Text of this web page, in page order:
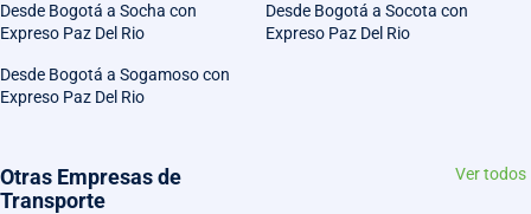
Desde Bogotá a Socha con
Expreso Paz Del Rio
Desde Bogotá a Socota con
Expreso Paz Del Rio
Desde Bogotá a Sogamoso con
Expreso Paz Del Rio
Otras Empresas de
Transporte
Ver todos